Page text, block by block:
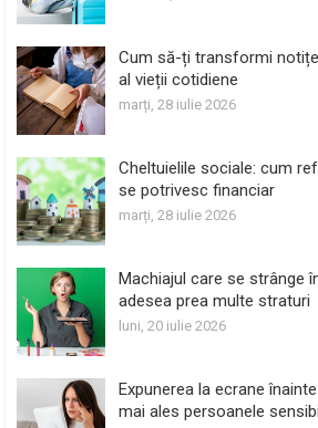
Cum să-ți transformi
al vieții cotidiene
marți, 28 iulie 2026
Cheltuielile sociale: cum
se potrivesc financiar
marți, 28 iulie 2026
Machiajul care se strânge
adesea prea multe straturi
luni, 20 iulie 2026
Expunerea la ecrane
mai ales persoanele